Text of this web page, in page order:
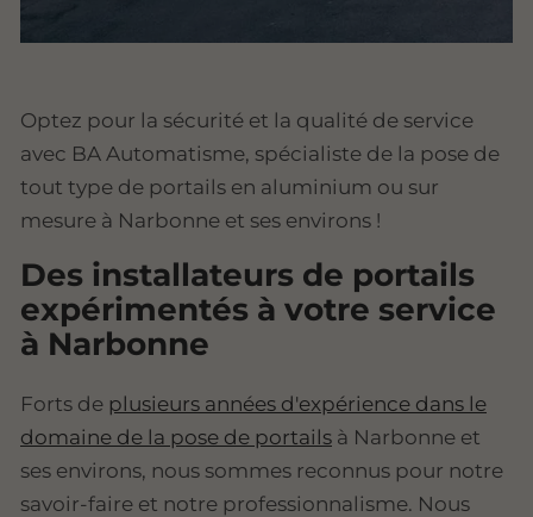
Optez pour la sécurité et la qualité de service
avec BA Automatisme, spécialiste de la pose de
tout type de portails en aluminium ou sur
mesure à Narbonne et ses environs !
Des installateurs de portails
expérimentés à votre service
à Narbonne
Forts de plusieurs années d'expérience dans le
domaine de la pose de portails à Narbonne et
ses environs, nous sommes reconnus pour notre
savoir-faire et notre professionnalisme. Nous